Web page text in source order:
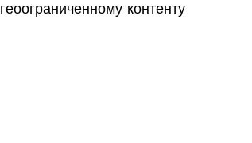
геоограниченному контенту